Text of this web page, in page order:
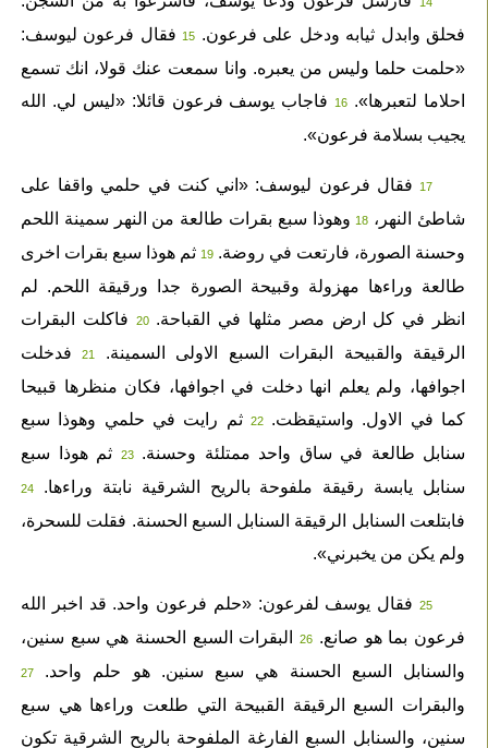
فحلق وابدل ثيابه ودخل على فرعون. 15فقال فرعون ليوسف:
«حلمت حلما وليس من يعبره. وانا سمعت عنك قولا، انك تسمع
احلاما لتعبرها». 16فاجاب يوسف فرعون قائلا: «ليس لي. الله
يجيب بسلامة فرعون».
17فقال فرعون ليوسف: «اني كنت في حلمي واقفا على
شاطئ النهر، 18وهوذا سبع بقرات طالعة من النهر سمينة اللحم
وحسنة الصورة، فارتعت في روضة. 19ثم هوذا سبع بقرات اخرى
طالعة وراءها مهزولة وقبيحة الصورة جدا ورقيقة اللحم. لم
انظر في كل ارض مصر مثلها في القباحة. 20فاكلت البقرات
الرقيقة والقبيحة البقرات السبع الاولى السمينة.
21فدخلت
اجوافها، ولم يعلم انها دخلت في اجوافها، فكان منظرها قبيحا
كما في الاول. واستيقظت.
22ثم رايت في حلمي وهوذا سبع
سنابل طالعة في ساق واحد ممتلئة وحسنة.
23ثم هوذا سبع
سنابل يابسة رقيقة ملفوحة بالريح الشرقية نابتة وراءها.
24
فابتلعت السنابل الرقيقة السنابل السبع الحسنة. فقلت للسحرة،
ولم يكن من يخبرني».
25فقال يوسف لفرعون: «حلم فرعون واحد. قد اخبر الله
فرعون بما هو صانع. 26البقرات السبع الحسنة هي سبع سنين،
والسنابل السبع الحسنة هي سبع سنين. هو حلم واحد.
27
والبقرات السبع الرقيقة القبيحة التي طلعت وراءها هي سبع
سنين، والسنابل السبع الفارغة الملفوحة بالريح الشرقية تكون